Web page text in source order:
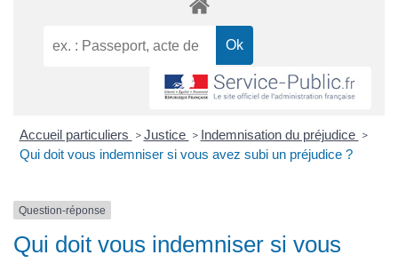
Accueil particuliers > Justice > Indemnisation du préjudice >
Qui doit vous indemniser si vous avez subi un préjudice ?
Question-réponse
Qui doit vous indemniser si vous